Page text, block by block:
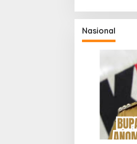
Nasional